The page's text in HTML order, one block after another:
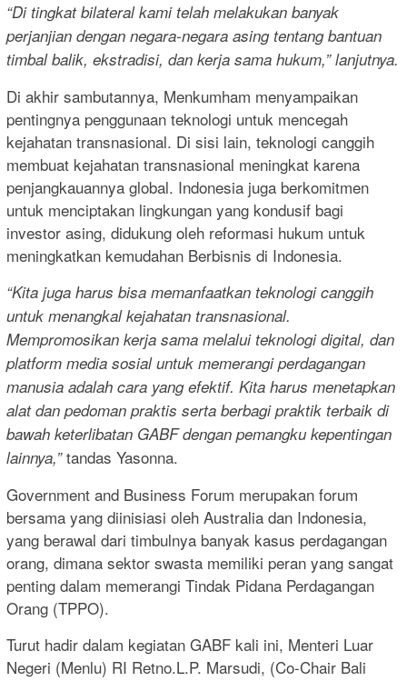
“Di tingkat bilateral kami telah melakukan banyak
perjanjian dengan negara-negara asing tentang bantuan
timbal balik, ekstradisi, dan kerja sama hukum,” lanjutnya.
Di akhir sambutannya, Menkumham menyampaikan
pentingnya penggunaan teknologi untuk mencegah
kejahatan transnasional. Di sisi lain, teknologi canggih
membuat kejahatan transnasional meningkat karena
penjangkauannya global. Indonesia juga berkomitmen
untuk menciptakan lingkungan yang kondusif bagi
investor asing, didukung oleh reformasi hukum untuk
meningkatkan kemudahan Berbisnis di Indonesia.
“Kita juga harus bisa memanfaatkan teknologi canggih
untuk menangkal kejahatan transnasional.
Mempromosikan kerja sama melalui teknologi digital, dan
platform media sosial untuk memerangi perdagangan
manusia adalah cara yang efektif. Kita harus menetapkan
alat dan pedoman praktis serta berbagi praktik terbaik di
bawah keterlibatan GABF dengan pemangku kepentingan
lainnya,”tandas Yasonna.
Government and Business Forum merupakan forum
bersama yang diinisiasi oleh Australia dan Indonesia,
yang berawal dari timbulnya banyak kasus perdagangan
orang, dimana sektor swasta memiliki peran yang sangat
penting dalam memerangi Tindak Pidana Perdagangan
Orang (TPPO).
Turut hadir dalam kegiatan GABF kali ini, Menteri Luar
Negeri (Menlu) RI Retno.L.P. Marsudi, (Co-Chair Bali